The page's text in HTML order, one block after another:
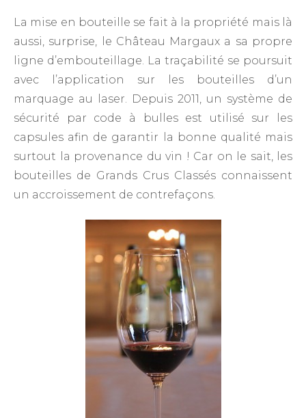
La mise en bouteille se fait à la propriété mais là
aussi, surprise, le Château Margaux a sa propre
ligne d’embouteillage. La traçabilité se poursuit
avec l’application sur les bouteilles d’un
marquage au laser. Depuis 2011, un système de
sécurité par code à bulles est utilisé sur les
capsules afin de garantir la bonne qualité mais
surtout la provenance du vin ! Car on le sait, les
bouteilles de Grands Crus Classés connaissent
un accroissement de contrefaçons.